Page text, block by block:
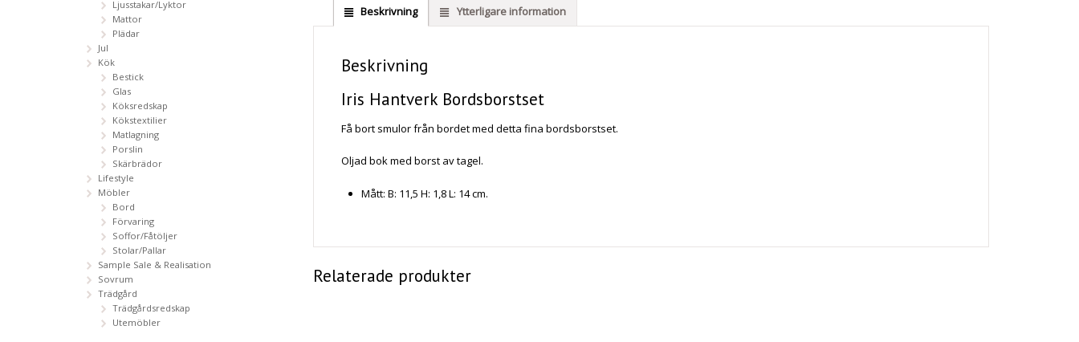
Beskrivning Ytterligare information
Beskrivning
Iris Hantverk Bordsborstset
Få bort smulor från bordet med detta fina bordsborstset.
Oljad bok med borst av tagel.
Mått: B: 11,5 H: 1,8 L: 14 cm.
Relaterade produkter
Ljusstakar/Lyktor
Mattor
Plädar
Jul
Kök
Bestick
Glas
Köksredskap
Kökstextilier
Matlagning
Porslin
Skärbrädor
Lifestyle
Möbler
Bord
Förvaring
Soffor/Fåtöljer
Stolar/Pallar
Sample Sale & Realisation
Sovrum
Trädgård
Trädgårdsredskap
Utemöbler